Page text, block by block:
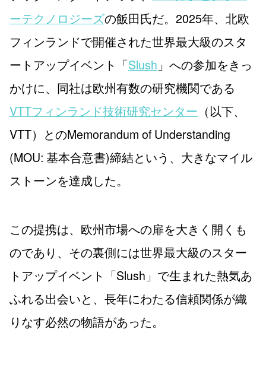
ーテクノロジーズの飯田氏だ。2025年、北欧
フィンランドで開催された世界最大級のスタ
ートアップイベント「Slush 」への参加をきっ
かけに、同社は欧州有数の研究機関である
VTTフィンランド技術研究センター （以下、
VTT）とのMemorandum of Understanding
(MOU: 基本合意書)締結という、大きなマイル
ストーンを達成した。
この提携は、欧州市場への扉を大きく開くも
のであり、その裏側には世界最大級のスター
トアップイベント「Slush」で生まれた熱気あ
ふれる出会いと、長年にわたる信頼関係が織
りなす必然の物語があった。